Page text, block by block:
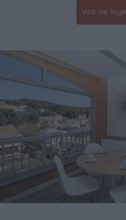
Voir ce